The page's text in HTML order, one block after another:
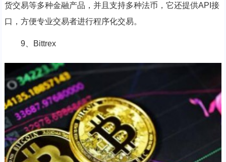
货交易等多种金融产品，并且支持多种法币，它还提供API接
口，方便专业交易者进行程序化交易。
9、Bittrex